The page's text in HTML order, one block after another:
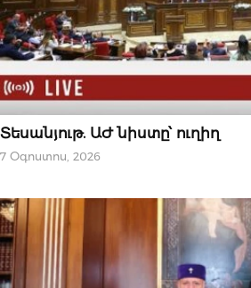
ՆՈՐՈՒԹՅՈՒՆՆԵՐ
Տեսանյութ. ԱԺ նիստը՝ ուղիղ
7 Օգոստոս, 2026